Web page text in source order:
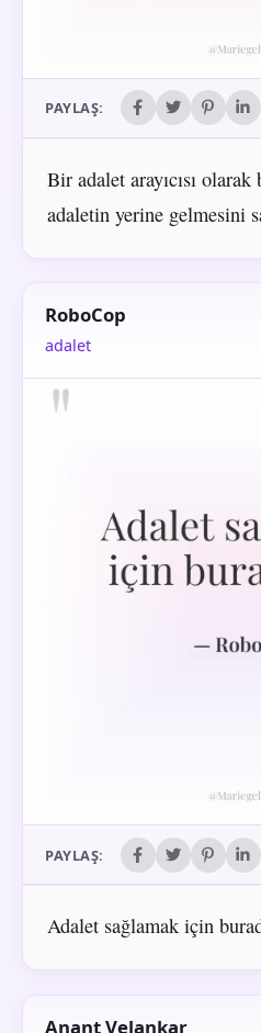
PAYLAŞ:
Bir adalet arayıcısı
adaletin yerine gelmesini
RoboCop
adalet
PAYLAŞ:
Adalet sağlamak için
Anant Velankar